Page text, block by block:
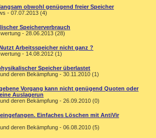
obwohl genügend freier Speicher
- 07.07.2013 (4)
Speicherverbrauch
- 28.06.2013 (28)
Arbeitsspeicher nicht ganz ?
- 14.08.2012 (1)
Speicher überlastet
deren Bekämpfung - 30.11.2010 (1)
Vorgang kann nicht genügend Quoten oder
Auslagerun
deren Bekämpfung - 26.09.2010 (0)
eingefangen. Einfaches Löschen mit AntiVir
deren Bekämpfung - 06.08.2010 (5)